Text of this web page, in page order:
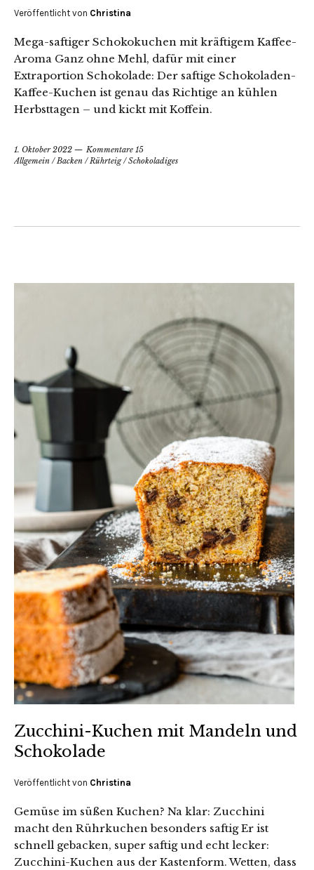
Veröffentlicht von Christina
Mega-saftiger Schokokuchen mit kräftigem Kaffee-
Aroma Ganz ohne Mehl, dafür mit einer
Extraportion Schokolade: Der saftige Schokoladen-
Kaffee-Kuchen ist genau das Richtige an kühlen
Herbsttagen – und kickt mit Koffein.
1. Oktober 2022
Kommentare 15
Allgemein /Backen /Rührteig/Schokoladiges
Zucchini-Kuchen mit Mandeln und
Schokolade
Veröffentlicht von Christina
Gemüse im süßen Kuchen? Na klar: Zucchini
macht den Rührkuchen besonders saftig Er ist
schnell gebacken, super saftig und echt lecker:
Zucchini-Kuchen aus der Kastenform. Wetten, dass